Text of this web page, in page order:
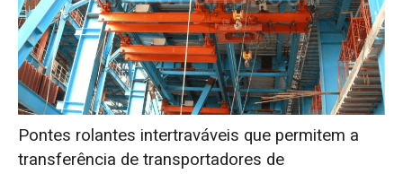
Pontes rolantes intertraváveis que permitem a
transferência de transportadores de